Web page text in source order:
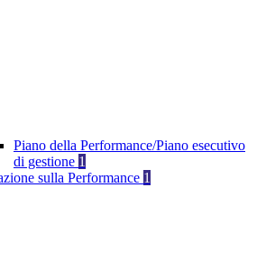
Piano della Performance/Piano esecutivo
di gestione 1
sulla Performance 1